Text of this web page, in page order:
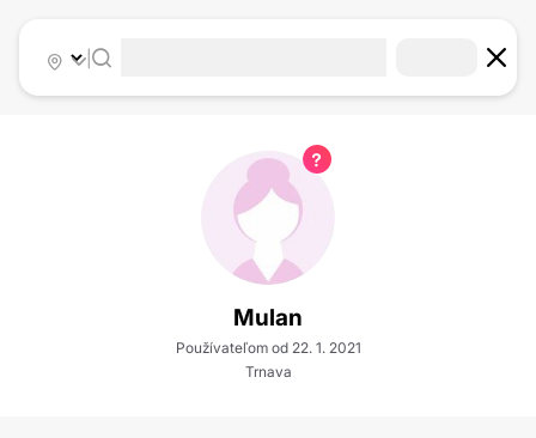
|
Mulan
Používateľom od 22. 1. 2021
Trnava